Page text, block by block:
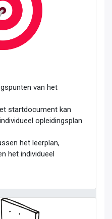
van het
startdocument kan
opleidingsplan
het leerplan,
het individueel